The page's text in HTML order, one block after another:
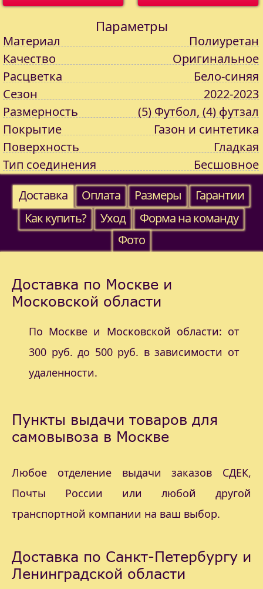
Параметры
Материал
Полиуретан
Качество
Оригинальное
Расцветка
Бело-синяя
Сезон
2022-2023
Размерность
(5) Футбол, (4) футзал
Покрытие
Газон и синтетика
Поверхность
Гладкая
Тип соединения
Бесшовное
Доставка
Оплата Размеры
Гарантии
Как купить?
Уход
Форма на команду
Фото
Доставка по Москве и
Московской области
По Москве и Московской области: от
300 руб. до 500 руб. в зависимости от
удаленности.
Пункты выдачи товаров для
самовывоза в Москве
Любое отделение выдачи заказов СДЕК,
Почты России или любой другой
транспортной компании на ваш выбор.
Доставка по Санкт-Петербургу и
Ленинградской области